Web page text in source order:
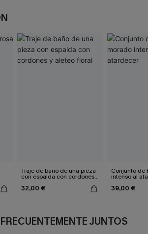
Traje de baño de una pieza
con espalda con cordones y
aleteo floral
32,00 €
Conjunto de
intenso al
39,00 €
JUNTOS